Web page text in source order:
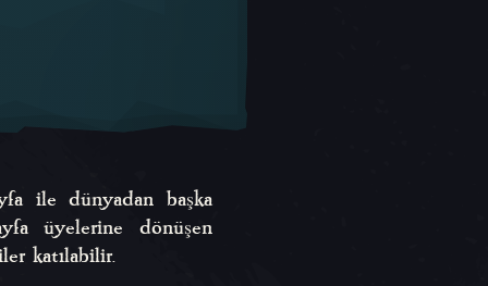
ile dünyadan başka
üyelerine dönüşen
katılabilir.